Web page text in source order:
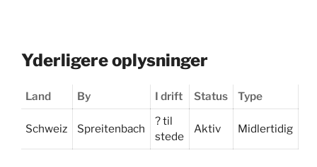
Yderligere oplysninger
Land By I drift Status Type
Schweiz Spreitenbach
? til
stede
Aktiv Midlertidig